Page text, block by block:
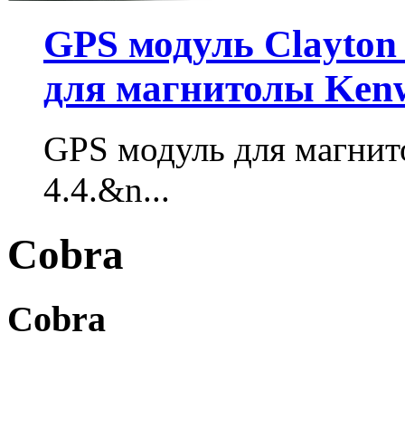
GPS модуль
для магнитолы
GPS модуль для
4.4.&n...
Cobra
Cobra